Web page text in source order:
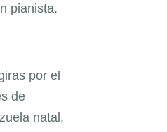
pianista.
por el
de
natal,